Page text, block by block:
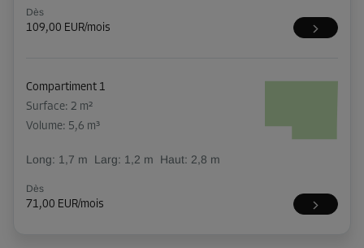
Dès
109,00 EUR/mois
Compartiment 1
Surface: 2 m²
Volume: 5,6 m³
Long: 1,7 m Larg: 1,2 m Haut: 2,8 m
Dès
71,00 EUR/mois